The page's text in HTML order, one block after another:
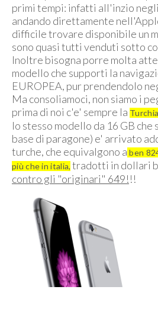
primi tempi: infatti all'inzio
andando direttamente
difficile trovare disponibile un
sono quasi tutti venduti sotto
Inoltre bisogna porre molta
modello che supporti la
EUROPEA, pur prendendolo
Ma consoliamoci, non siamo i
prima di noi c'e' sempre la Turchia
lo stesso modello da 16 GB che
base di paragone) e' arrivato
turche, che equivalgono a ben
più che in italia, tradotti in dollari
contro gli "originari" 649!!!